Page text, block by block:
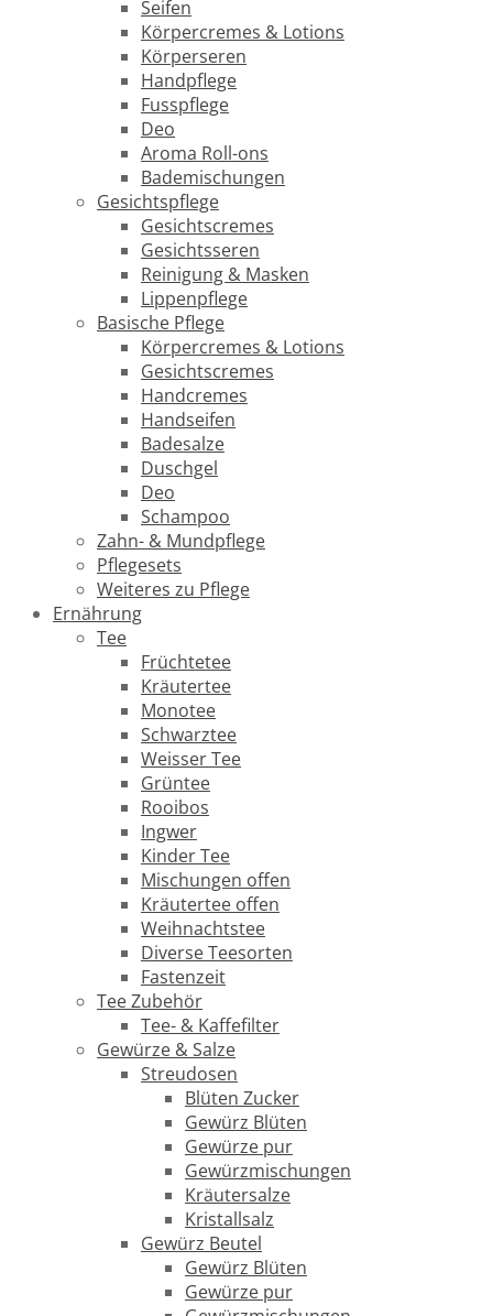
Seifen
Körpercremes & Lotions
Körperseren
Handpflege
Fusspflege
Deo
Aroma Roll-ons
Bademischungen
Gesichtspflege
Gesichtscremes
Gesichtsseren
Reinigung & Masken
Lippenpflege
Basische Pflege
Körpercremes & Lotions
Gesichtscremes
Handcremes
Handseifen
Badesalze
Duschgel
Deo
Schampoo
Zahn- & Mundpflege
Pflegesets
Weiteres zu Pflege
Ernährung
Tee
Früchtetee
Kräutertee
Monotee
Schwarztee
Weisser Tee
Grüntee
Rooibos
Ingwer
Kinder Tee
Mischungen offen
Kräutertee offen
Weihnachtstee
Diverse Teesorten
Fastenzeit
Tee Zubehör
Tee- & Kaffefilter
Gewürze & Salze
Streudosen
Blüten Zucker
Gewürz Blüten
Gewürze pur
Gewürzmischungen
Kräutersalze
Kristallsalz
Gewürz Beutel
Gewürz Blüten
Gewürze pur